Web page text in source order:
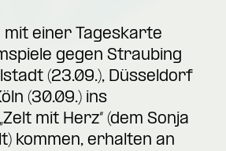
mit einer Tageskarte
gegen Straubing
(23.09.), Düsseldorf
(30.09.) ins
mit Herz“ (dem Sonja
kommen, erhalten an